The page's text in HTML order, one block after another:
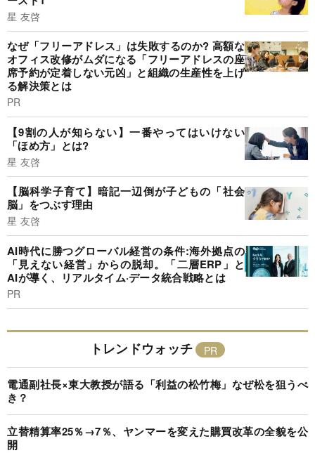
星 友啓
なぜ「フリーアドレス」は失敗するのか? 高額な
オフィス改修がムダになる「フリーアドレスの座
席予約が定着しない元凶」と組織の生産性を上げ
る解決策とは
PR
【9割の人が知らない】一番やってはいけない
「ほめ方」とは?
星 友啓
【脳科学子育て】暗記一辺倒が子どもの「社会
脳」をつぶす理由
星 友啓
AI時代に勝つグローバル経営の条件:海外拠点の
「見えない経営」からの脱却。「二層ERP」と
AIが導く、リアルタイム·データ統合戦略とは
PR
トレンドウォッチ
電通副社長×東大教授が語る「利益の松竹梅」なぜ松を狙うべ
き？
立替精算率25％→7％、ヤンマーを変えた購買改革の全貌を公
開